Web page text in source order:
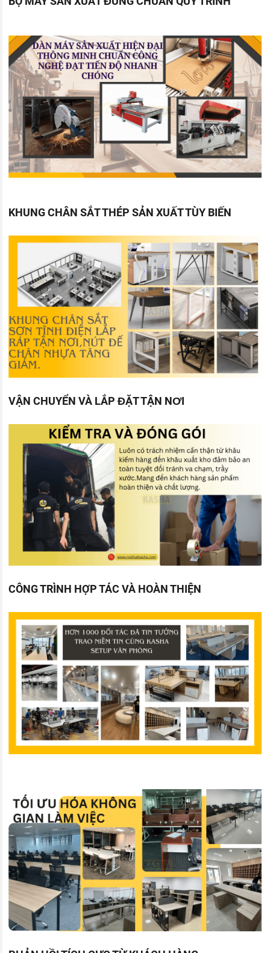
KHUNG CHÂN SẮT THÉP SẢN XUẤT TÙY BIẾN
VẬN CHUYỂN VÀ LẮP ĐẶT TẬN NƠI
CÔNG TRÌNH HỢP TÁC VÀ HOÀN THIỆN